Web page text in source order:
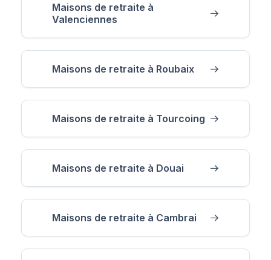
Maisons de retraite à
Valenciennes
Maisons de retraite à Roubaix
Maisons de retraite à Tourcoing
Maisons de retraite à Douai
Maisons de retraite à Cambrai